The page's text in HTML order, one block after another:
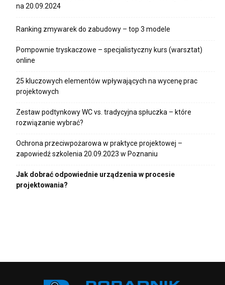
na 20.09.2024
Ranking zmywarek do zabudowy – top 3 modele
Pompownie tryskaczowe – specjalistyczny kurs (warsztat)
online
25 kluczowych elementów wpływających na wycenę prac
projektowych
Zestaw podtynkowy WC vs. tradycyjna spłuczka – które
rozwiązanie wybrać?
Ochrona przeciwpożarowa w praktyce projektowej –
zapowiedź szkolenia 20.09.2023 w Poznaniu
Jak dobrać odpowiednie urządzenia w procesie
projektowania?